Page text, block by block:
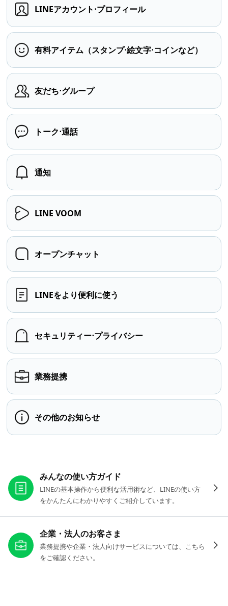
LINEアカウント⋅プロフィール
有料アイテム（スタンプ⋅絵文字⋅コインなど）
友だち⋅グループ
トーク⋅通話
通知
LINE VOOM
オープンチャット
LINEをより便利に使う
セキュリティー⋅プライバシー
業務提携
その他のお知らせ
みんなの使い方ガイド
LINEの基本操作から便利な活用術など、LINEの使い方
をかんたんにわかりやすくご紹介しています。
企業・法人のお客さま
業務提携や企業・法人向けサービスについては、こちら
をご確認ください。